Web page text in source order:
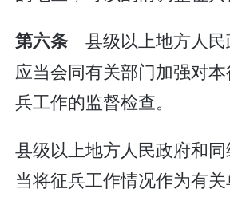
第六条 县级以上地方人
应当会同有关部门加强对
兵工作的监督检查。
县级以上地方人民政府和
当将征兵工作情况作为有